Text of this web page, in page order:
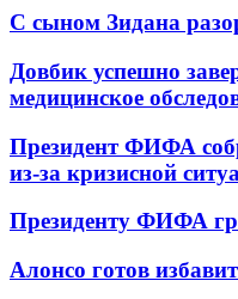
С сыном Зидана
Довбик успешно
медицинское
Президент ФИФА
из-за кризисной
Президенту ФИФА
Алонсо готов